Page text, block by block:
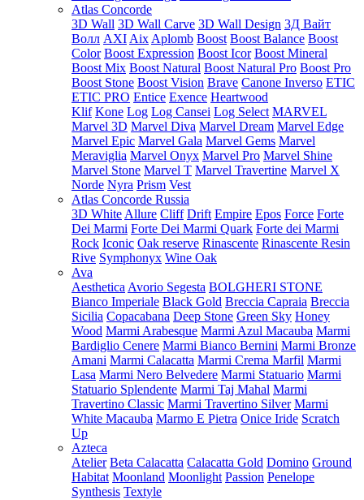
Atlas Concorde
3D Wall 3D Wall Carve 3D Wall Design 3Д Вайт
Волл AXI Aix Aplomb Boost Boost Balance Boost
Color Boost Expression Boost Icor Boost Mineral
Boost Mix Boost Natural Boost Natural Pro Boost Pro
Boost Stone Boost Vision Brave Canone Inverso ETIC
ETIC PRO Entice Exence Heartwood
Klif Kone Log Log Cansei Log Select MARVEL
Marvel 3D Marvel Diva Marvel Dream Marvel Edge
Marvel Epic Marvel Gala Marvel Gems Marvel
Meraviglia Marvel Onyx Marvel Pro Marvel Shine
Marvel Stone Marvel T Marvel Travertine Marvel X
Norde Nyra Prism Vest
Atlas Concorde Russia
3D White Allure Cliff Drift Empire Epos Force Forte
Dei Marmi Forte Dei Marmi Quark Forte dei Marmi
Rock Iconic Oak reserve Rinascente Rinascente Resin
Rive Symphonyx Wine Oak
Ava
Aesthetica Avorio Segesta BOLGHERI STONE
Bianco Imperiale Black Gold Breccia Capraia Breccia
Sicilia Copacabana Deep Stone Green Sky Honey
Wood Marmi Arabesque Marmi Azul Macauba Marmi
Bardiglio Cenere Marmi Bianco Bernini Marmi Bronze
Amani Marmi Calacatta Marmi Crema Marfil Marmi
Lasa Marmi Nero Belvedere Marmi Statuario Marmi
Statuario Splendente Marmi Taj Mahal Marmi
Travertino Classic Marmi Travertino Silver Marmi
White Macauba Marmo E Pietra Onice Iride Scratch
Up
Azteca
Atelier Beta Calacatta Calacatta Gold Domino Ground
Habitat Moonland Moonlight Passion Penelope
Synthesis Textyle